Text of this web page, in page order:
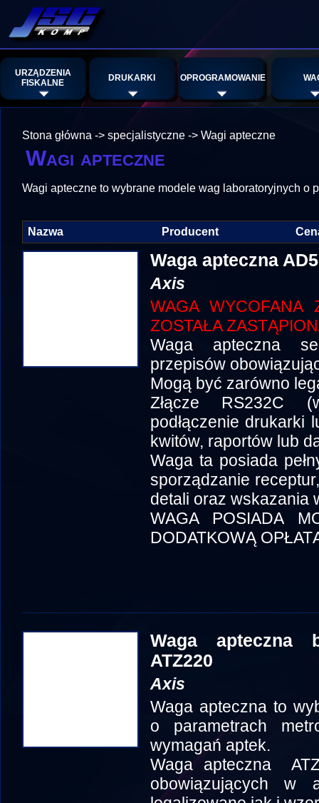
URZĄDZENIA
FISKALNE
DRUKARKI OPROGRAMOWANIE
Stona główna -> specjalistyczne -> Wagi apteczne
Wagi apteczne
Wagi apteczne to wybrane modele wag laboratoryjnych o
Nazwa Producent
Waga apteczna
Axis
WAGA WYCOFANA
ZOSTAŁA
Waga apteczna
przepisów
Mogą być zarówno
Złącze RS232C
podłączenie drukarki
kwitów, raportów lub
Waga ta posiada
sporządzanie
detali oraz wskazania
WAGA POSIADA
DODATKOWĄ
Waga apteczna
ATZ220
Axis
Waga apteczna to
o parametrach
wymagań aptek.
Waga apteczna
obowiązujących w